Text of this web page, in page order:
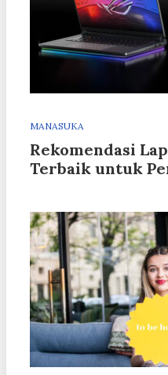
MANASUKA
Rekomendasi
Terbaik untuk